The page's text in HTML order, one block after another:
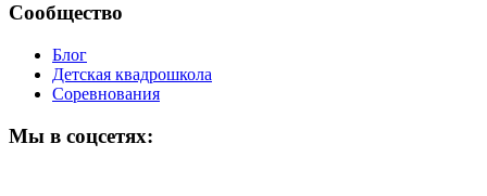
Сообщество
Блог
Детская квадрошкола
Соревнования
Мы в соцсетях: